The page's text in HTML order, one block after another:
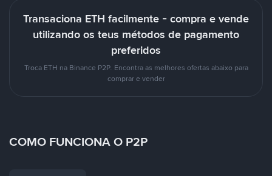
Transaciona ETH facilmente - compra e vende
utilizando os teus métodos de pagamento
preferidos
Troca ETH na Binance P2P. Encontra as melhores ofertas abaixo para
comprar e vender
COMO FUNCIONA O P2P